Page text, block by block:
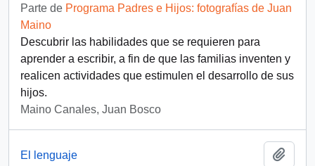
Parte de Programa Padres e Hijos: fotografías de Juan
Maino
Descubrir las habilidades que se requieren para
aprender a escribir, a fin de que las familias inventen y
realicen actividades que estimulen el desarrollo de sus
hijos.
Maino Canales, Juan Bosco
El lenguaje